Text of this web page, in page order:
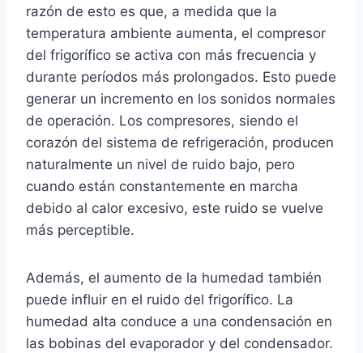
razón de esto es que, a medida que la
temperatura ambiente aumenta, el compresor
del frigorífico se activa con más frecuencia y
durante períodos más prolongados. Esto puede
generar un incremento en los sonidos normales
de operación. Los compresores, siendo el
corazón del sistema de refrigeración, producen
naturalmente un nivel de ruido bajo, pero
cuando están constantemente en marcha
debido al calor excesivo, este ruido se vuelve
más perceptible.
Además, el aumento de la humedad también
puede influir en el ruido del frigorífico. La
humedad alta conduce a una condensación en
las bobinas del evaporador y del condensador.